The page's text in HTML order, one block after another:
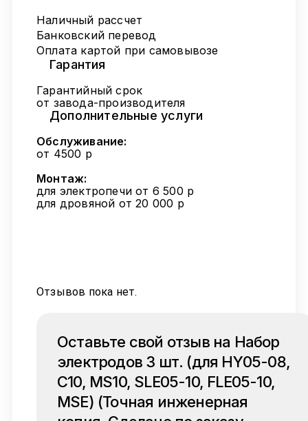
Наличный рассчет
Банковский перевод
Оплата картой при самовывозе
Гарантия
Гарантийный срок
от завода-производителя
Дополнительные услуги
Обслуживание:
от 4500 р
Монтаж:
для электропечи от 6 500 р
для дровяной от 20 000 р
Отзывов пока нет.
Оставьте свой отзыв на Набор
электродов 3 шт. (для HY05-08,
C10, MS10, SLE05-10, FLE05-10,
MSE) (Точная инженерная